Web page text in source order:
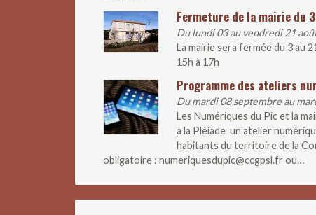
Fermeture de la mairie du
Du lundi 03 au vendredi 21
La mairie sera fermée du 3 au
15h à 17h
Programme des ateliers
Du mardi 08 septembre au
Les Numériques du Pic et la
à la Pléiade un atelier
habitants du territoire de la
obligatoire : numeriquesdupic@ccgpsl.fr ou…